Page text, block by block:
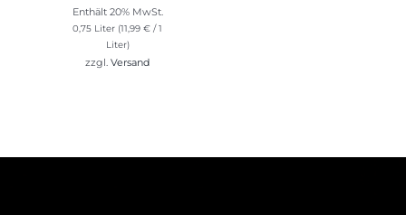
Enthält 20% MwSt.
0,75 Liter (11,99€ / 1
Liter)
zzgl.Versand